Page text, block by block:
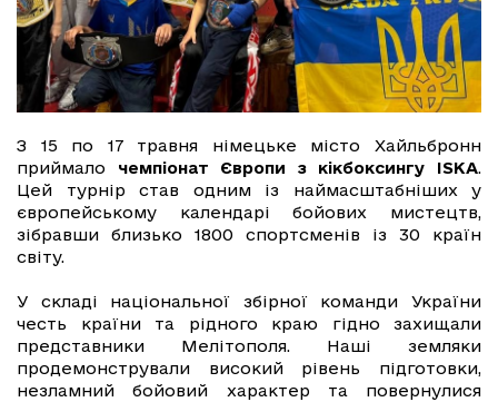
З 15 по 17 травня німецьке місто Хайльбронн
приймало чемпіонат Європи з кікбоксингу ISKA.
Цей турнір став одним із наймасштабніших у
європейському календарі бойових мистецтв,
зібравши близько 1800 спортсменів із 30 країн
світу.
У складі національної збірної команди України
честь країни та рідного краю гідно захищали
представники Мелітополя. Наші земляки
продемонстрували високий рівень підготовки,
незламний бойовий характер та повернулися